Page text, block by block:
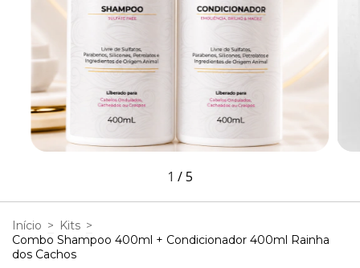
1 /5
Início > Kits >
Combo Shampoo 400ml + Condicionador 400ml Rainha
dos Cachos